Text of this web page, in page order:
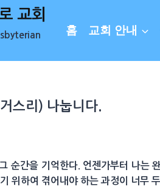
교회
홈 교회 안내
스리) 나눕니다.
순간을 기억한다. 언젠가부터 나는
위하여 겪어내야 하는 과정이 너무